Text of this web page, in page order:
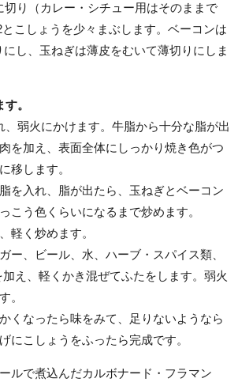
切り（カレー・シチュー用はそのままで
こしょうを少々まぶします。ベーコンは
にし、玉ねぎは薄皮をむいて薄切りにしま
。
、弱火にかけます。牛脂から十分な脂が出
を加え、表面全体にしっかり焼き色がつ
移します。
を入れ、脂が出たら、玉ねぎとベーコン
こう色くらいになるまで炒めます。
軽く炒めます。
ー、ビール、水、ハーブ・スパイス類、
え、軽くかき混ぜてふたをします。弱火
。
くなったら味をみて、足りないようなら
にこしょうをふったら完成です。
ルで煮込んだカルボナード・フラマン